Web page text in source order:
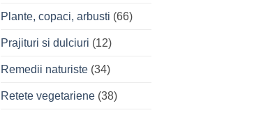
Plante, copaci, arbusti (66)
Prajituri si dulciuri (12)
Remedii naturiste(34)
Retete vegetariene(38)